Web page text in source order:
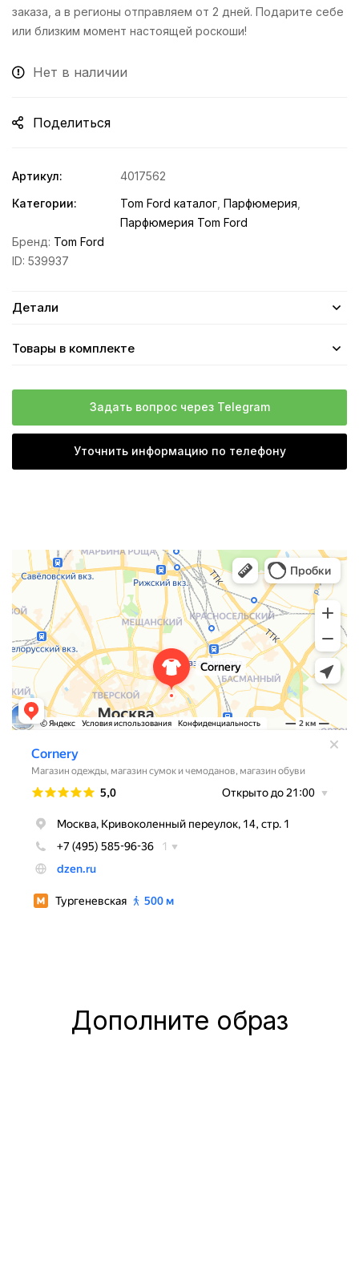
заказа, а в регионы отправляем от 2 дней. Подарите себе
или близким момент настоящей роскоши!
Нет в наличии
Поделиться
Артикул:
4017562
Категории:
Tom Ford каталог Парфюмерия
Парфюмерия Tom Ford
Бренд: Tom Ford
ID: 539937
Детали
Товары в комплекте
Задать вопрос через Telegram
Уточнить информацию по телефону
Дополните образ